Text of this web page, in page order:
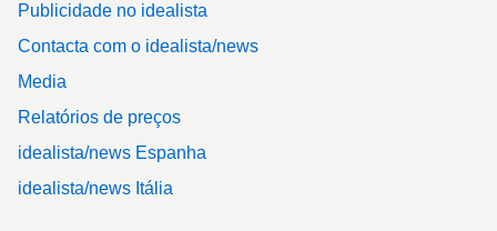
Publicidade no idealista
Contacta com o idealista/news
Media
Relatórios de preços
idealista/news Espanha
idealista/news Itália